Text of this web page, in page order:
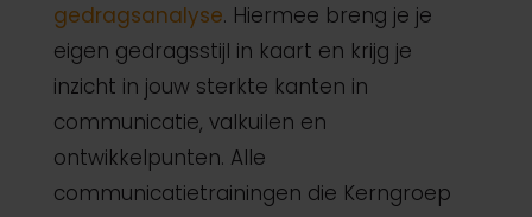
gedragsanalyse. Hiermee breng je je
eigen gedragsstijl in kaart en krijg je
inzicht in jouw sterkte kanten in
communicatie, valkuilen en
ontwikkelpunten. Alle
communicatietrainingen die Kerngroep